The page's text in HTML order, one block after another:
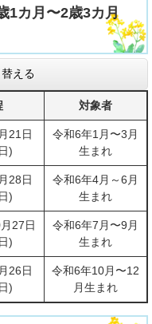
1カ月〜2歳3カ月
える
対象者
21日
)
令和6年1月〜3月
生まれ
28日
)
令和6年4月～6月
生まれ
27日
)
令和6年7月〜9月
生まれ
26日
)
令和6年10月〜12
月生まれ